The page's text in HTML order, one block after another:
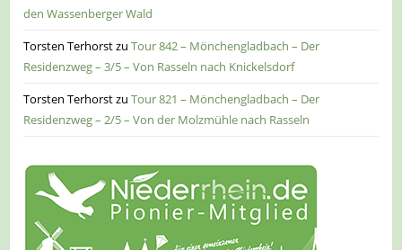
den Wassenberger Wald
Torsten TerhorstzuTour 842 – Mönchengladbach – Der
Residenzweg – 3/5 – Von Rasseln nach Knickelsdorf
Torsten TerhorstzuTour 821 – Mönchengladbach – Der
Residenzweg – 2/5 – Von der Molzmühle nach Rasseln